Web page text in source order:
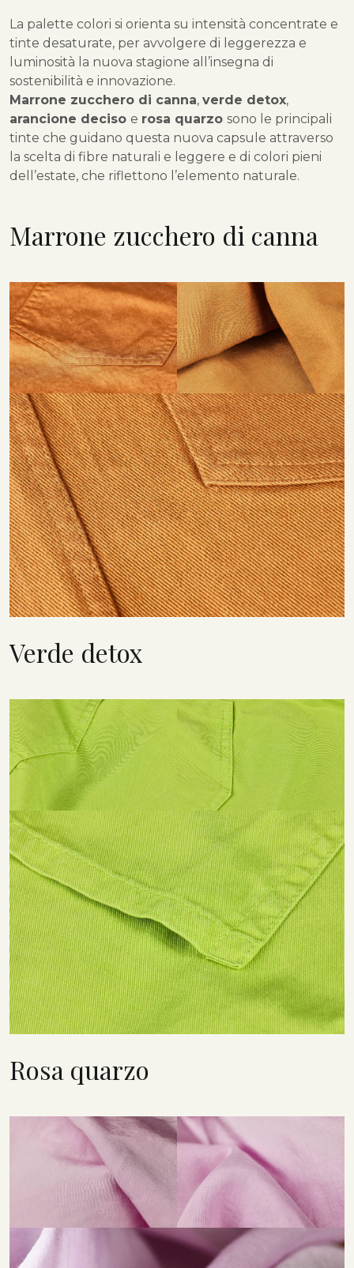
La palette colori si orienta su intensità concentrate e
tinte desaturate, per avvolgere di leggerezza e
luminosità la nuova stagione all’insegna di
sostenibilità e innovazione.
Marrone zucchero di canna, verde detox,
arancione deciso e rosa quarzo sono le principali
tinte che guidano questa nuova capsule attraverso
la scelta di fibre naturali e leggere e di colori pieni
dell’estate, che riflettono l’elemento naturale.
Marrone zucchero di canna
Verde detox
Rosa quarzo